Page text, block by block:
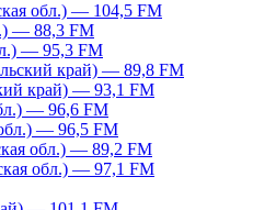
обл.) — 104,5 FM
— 88,3 FM
— 95,3 FM
край) — 89,8 FM
край) — 93,1 FM
— 96,6 FM
— 96,5 FM
обл.) — 89,2 FM
обл.) — 97,1 FM